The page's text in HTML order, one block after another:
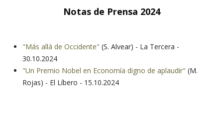
Notas de Prensa 2024
"Más allá de Occidente" (S. Alvear) - La Tercera -
30.10.2024
"Un Premio Nobel en Economía digno de aplaudir" (M.
Rojas) - El Líbero - 15.10.2024